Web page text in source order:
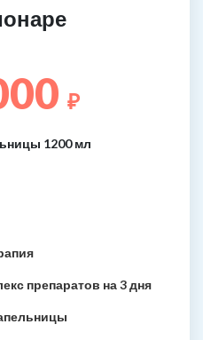
₽
1200 мл
препаратов на 3 дня